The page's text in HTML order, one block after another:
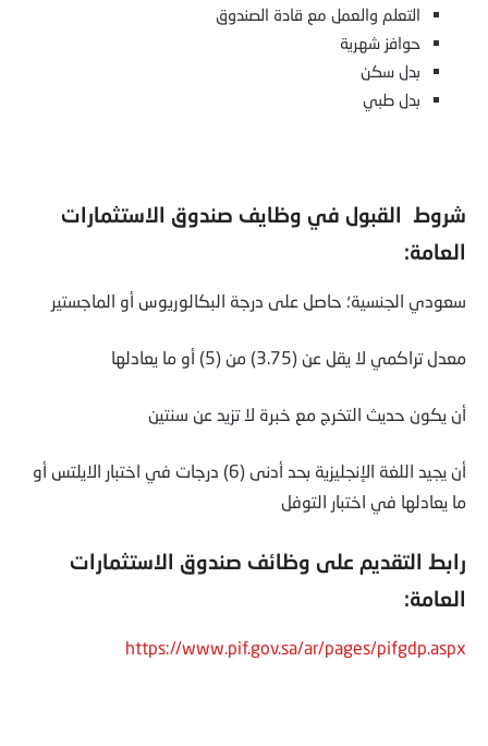
التعلم والعمل مع قادة الصندوق
حوافز شهرية
بدل سكن
بدل طبي
شروط القبول في وظايف صندوق الاستثمارات
العامة:
سعودي الجنسية؛ حاصل على درجة البكالوريوس أو الماجستير
معدل تراكمي لا يقل عن (3.75) من (5) أو ما يعادلها
أن يكون حديث التخرج مع خبرة لا تزيد عن سنتين
أن يجيد اللغة الإنجليزية بحد أدنى (6) درجات في اختبار الايلتس أو
ما يعادلها في اختبار التوفل
رابط التقديم على وظائف صندوق الاستثمارات
العامة:
https://www.pif.gov.sa/ar/pages/pifgdp.aspx